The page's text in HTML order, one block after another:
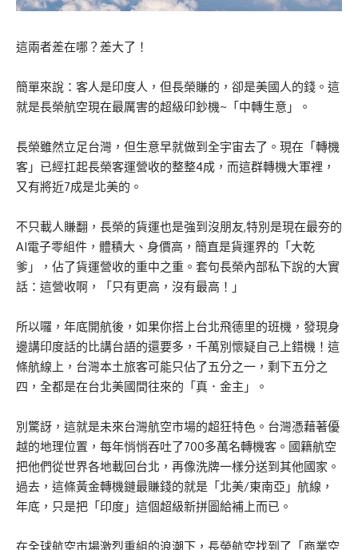
這兩者差在哪？差大了！
簡單來說：客人是印度人，但長榮賺的，卻是美國人的錢。這
就是長榮航空現在最厲害的超級印鈔機~「中轉生意」。
長榮雖然立足台灣，但生意早就做到全宇宙去了。現在「轉機
客」已經扛起長榮客運營收的整整4成，而這群轉機大軍裡，
又有將近7成是北美的。
不只載人賺翻，長榮的貨運也是強到沒朋友,特別是現在最夯的
AI電子零組件，體積大、身價高，簡直是貨運界的「大乾
爹」，佔了貨運營收的重中之重。套句長榮內部私下說的大實
話：這營收啊，「只有更高，沒有最高！」
所以囉，年底開航後，如果你搭上台北飛德里的班機，發現身
邊講印度話的比講台語的還要多，千萬別懷疑自己上錯機！這
條航線上，台灣本土旅客可能只佔了五分之一，剩下五分之
四，全都是在台北美國間往來的「真．金主」。
別驚訝，這就是未來台灣航空市場的超狂特色。台灣憑藉著優
越的地理位置，每年悄悄吞吐了700多萬名轉機客。國籍航空
把他們從世界各地載回台北，再像洗牌一樣分送到其他國家。
過去，這條黃金轉機鏈最賺錢的就是「北美/東南亞」航線，
年底，只是把「印度」這個超級新拼圖給補上而已。
在全球航空市場激烈重組的浪潮下，長榮航空找到了「商業空